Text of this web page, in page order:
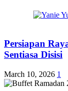
Persiapan
Sentiasa Disisi
March 10, 2026 1